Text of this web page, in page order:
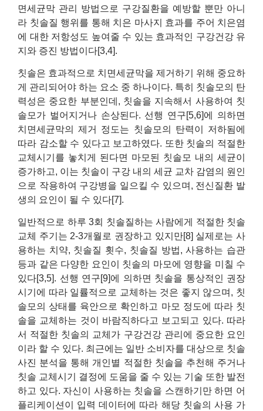
면세균막 관리 방법으로 구강질환을 예방할 뿐만 아니
라 칫솔질 행위를 통해 치은 마사지 효과를 주어 치은염
에 대한 저항성도 높여줄 수 있는 효과적인 구강건강 유
지와 증진 방법이다[3,4].
칫솔은 효과적으로 치면세균막을 제거하기 위해 중요하
게 관리되어야 하는 요소 중 하나이다. 특히 칫솔모의 탄
력성은 중요한 부분인데, 칫솔을 지속해서 사용하여 칫
솔모가 벌어지거나 손상된다. 선행 연구[5,6]에 의하면
치면세균막의 제거 정도는 칫솔모의 탄력이 저하됨에
따라 감소할 수 있다고 보고하였다. 또한 칫솔의 적절한
교체시기를 놓치게 된다면 마모된 칫솔모 내의 세균이
증가하고, 이는 칫솔이 구강 내의 세균 교차 감염의 원인
으로 작용하여 구강병을 일으킬 수 있으며, 전신질환 발
생의 요인이 될 수 있다[7].
일반적으로 하루 3회 칫솔질하는 사람에게 적절한 칫솔
교체 주기는 2-3개월로 권장하고 있지만[8] 실제로는 사
용하는 치약, 칫솔질 횟수, 칫솔질 방법, 사용하는 습관
등과 같은 다양한 요인이 칫솔의 마모에 영향을 미칠 수
있다[3,5]. 선행 연구[9]에 의하면 칫솔을 통상적인 권장
시기에 따라 일률적으로 교체하는 것은 좋지 않으며, 칫
솔모의 상태를 육안으로 확인하고 마모 정도에 따라 칫
솔을 교체하는 것이 바람직하다고 보고되고 있다. 따라
서 적절한 칫솔의 교체가 구강건강 관리에 중요한 요인
이라 할 수 있다. 최근에는 일반 소비자를 대상으로 칫솔
사진 분석을 통해 개인별 적절한 칫솔을 추천해 주거나
칫솔 교체시기 결정에 도움을 줄 수 있는 기술 또한 발전
하고 있다. 자신이 사용하는 칫솔을 스캔하기만 하면 어
플리케이션이 입력 데이터에 따라 해당 칫솔의 사용 가